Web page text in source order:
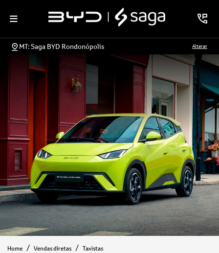
MT: Saga BYD Rondonópolis Alterar
Home Vendas diretas Taxistas